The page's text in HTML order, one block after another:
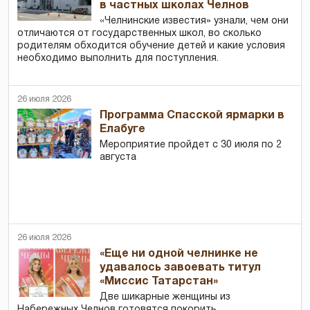
в частных школах Челнов
«Челнинские известия» узнали, чем они
отличаются от государственных школ, во сколько
родителям обходится обучение детей и какие условия
необходимо выполнить для поступления.
26 июля 2026
Программа Спасской ярмарки в
Елабуге
Мероприятие пройдет с 30 июля по 2
августа
26 июля 2026
«Еще ни одной челнинке не
удавалось завоевать титул
«Миссис Татарстан»
Две шикарные женщины из